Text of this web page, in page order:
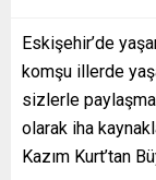
Eskişehir’de
komşu illerde
sizlerle
olarak iha
Kazım Kurt’tan